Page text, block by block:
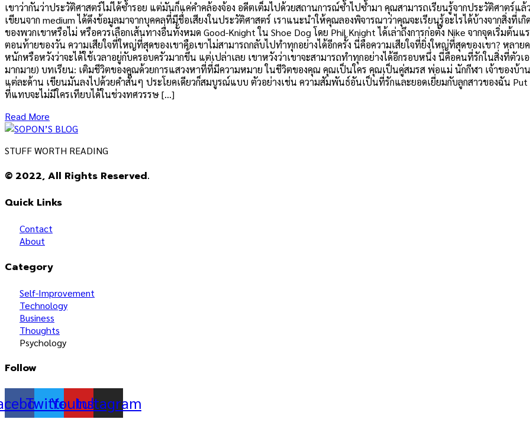
เขาว่ากันว่าประวัติศาสตร์ไม่ได้ซ้ำรอย แต่มันก็แค่คำคล้องจ้อง อดีตเต็มไปด้วยสถานการณ์ซ้ำไปซ้ำมา คุณสามารถเรียนรู้จากประวัติศาตร์
เขียนจาก medium ได้ดึงข้อมูลมาจากบุคคลที่มีชื่อเสียงในประวัติศาสตร์ เราแนะนำให้คุณลองพิจารณาว่าคุณจะเรียนรู้อะไรได้บ้างจากสิ่งที่
ของพวกเขาหรือไม่ หรือควรเลือกเส้นทางอื่นทั้งหมด Good-Knight ใน Shoe Dog โดย Phil Knight ได้เล่าถึงการก่อตั้ง Nike จากจุดเริ่มต้
ตอนท้ายของวัน ความเสียใจที่ใหญ่ที่สุดของเขาคือเขาไม่สามารถกลับไปทำทุกอย่างได้อีกครั้ง นี่คือความเสียใจที่ยิ่งใหญ่ที่สุดของเขา? หลาย
หนักหรือหวังว่าจะได้ใช้เวลาอยู่กับครอบครัวมากขึ้น แต่เปล่าเลย เขาหวังว่าเขาจะสามารถทำทุกอย่างได้อีกรอบหนึ่ง นี่คือคนที่รักในสิ่งที่ตั
มากมาย) บทเรียน: เติมชีวิตของคุณด้วยการแสวงหาที่ที่มีความหมาย ในชีวิตของคุณ คุณเป็นใคร คุณเป็นคู่สมรส พ่อแม่ นักกีฬา เจ้าของบ้า
แต่ละด้าน เขียนมันลงไปด้วยคำสั้นๆ ประโยคเดียวก็สมบูรณ์แบบ ตัวอย่างเช่น ความสัมพันธ์อันเป็นที่รักและยอดเยี่ยมกับลูกสาวของฉัน
ที่แทบจะไม่มีใครเทียบได้ในช่วงทศวรรษ […]
Read More
STUFF WORTH READING
© 2022, All Rights Reserved.
Quick Links
Contact
About
Category
Self-Improvement
Technology
Business
Thoughts
Psychology
Follow
TwitterYoutube
Instagram